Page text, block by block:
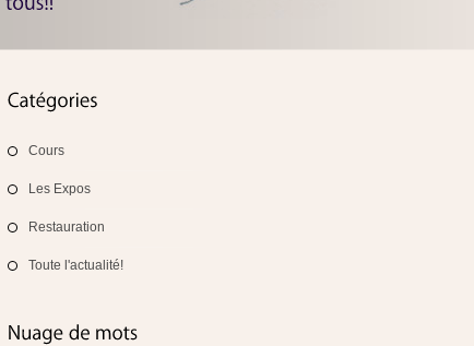
Cours
Les Expos
Restauration
Toute l'actualité!